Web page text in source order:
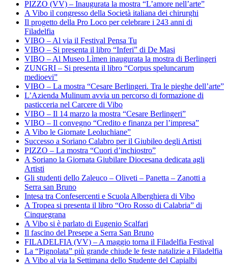
PIZZO (VV) – Inaugurata la mostra “L’amore nell’arte”
A Vibo il congresso della Società italiana dei chirurghi
Il progetto della Pro Loco per celebrare i 243 anni di
Filadelfia
VIBO – Al via il Festival Pensa Tu
VIBO – Si presenta il libro “Inferi” di De Masi
VIBO – Al Museo Lìmen inaugurata la mostra di Berlingeri
ZUNGRI – Si presenta il libro “Corpus speluncarum
medioevi”
VIBO – La mostra “Cesare Berlingeri. Tra le pieghe dell’arte”
L’Azienda Mulinum avvia un percorso di formazione di
pasticceria nel Carcere di Vibo
VIBO – Il 14 marzo la mostra “Cesare Berlingeri”
VIBO – Il convegno “Credito e finanza per l’impresa”
A Vibo le Giornate Leoluchiane”
Successo a Soriano Calabro per il Giubileo degli Artisti
PIZZO – La mostra “Cuori d’inchiostro”
A Soriano la Giornata Giubilare Diocesana dedicata agli
Artisti
Gli studenti dello Zaleuco – Oliveti – Panetta – Zanotti a
Serra san Bruno
Intesa tra Confesercenti e Scuola Alberghiera di Vibo
A Tropea si presenta il libro “Oro Rosso di Calabria” di
Cinquegrana
A Vibo si è parlato di Eugenio Scalfari
Il fascino del Presepe a Serra San Bruno
FILADELFIA (VV) – A maggio torna il Filadelfia Festival
La “Pignolata” più grande chiude le feste natalizie a Filadelfia
A Vibo al via la Settimana dello Studente del Capialbi